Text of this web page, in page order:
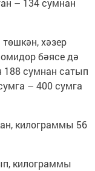
– 134 сумнан
хәзер
бәясе дә
188 сумнан сатып
– 400 сумга
килограммы 56
килограммы